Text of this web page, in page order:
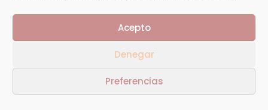
Acepto
Denegar
Preferencias